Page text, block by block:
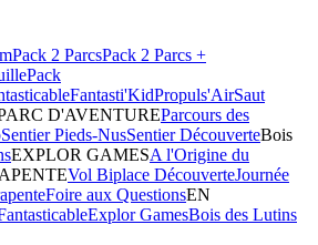
Pack 2 ParcsPack 2 Parcs +
Pack
Fantasti'KidPropuls'AirSaut
D'AVENTUREParcours des
Sentier Pieds-NusSentier DécouverteBois
EXPLOR GAMESA l'Origine du
Vol Biplace DécouverteJournée
Foire aux QuestionsEN
Explor GamesBois des Lutins